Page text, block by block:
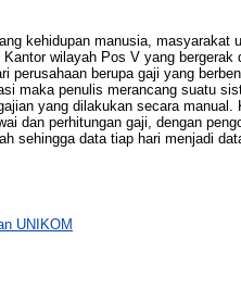
kehidupan manusia, masyarakat
wilayah Pos V yang bergerak
berupa gaji yang
maka penulis merancang suatu
yang dilakukan secara manual.
dan perhitungan gaji, dengan
sehingga data tiap hari menjadi
UNIKOM